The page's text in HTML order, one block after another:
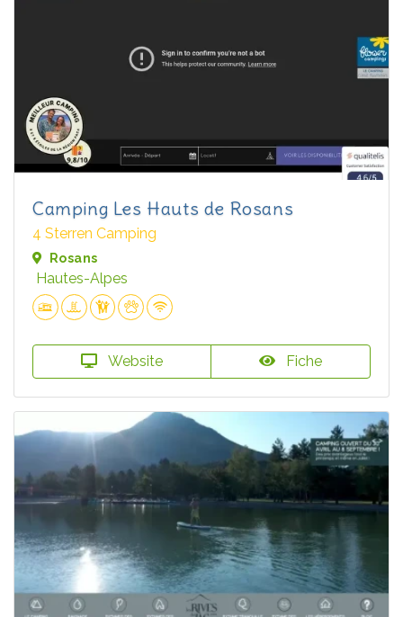
Camping Les Hauts de Rosans
4 Sterren Camping
Rosans
Hautes-Alpes
Website Fiche